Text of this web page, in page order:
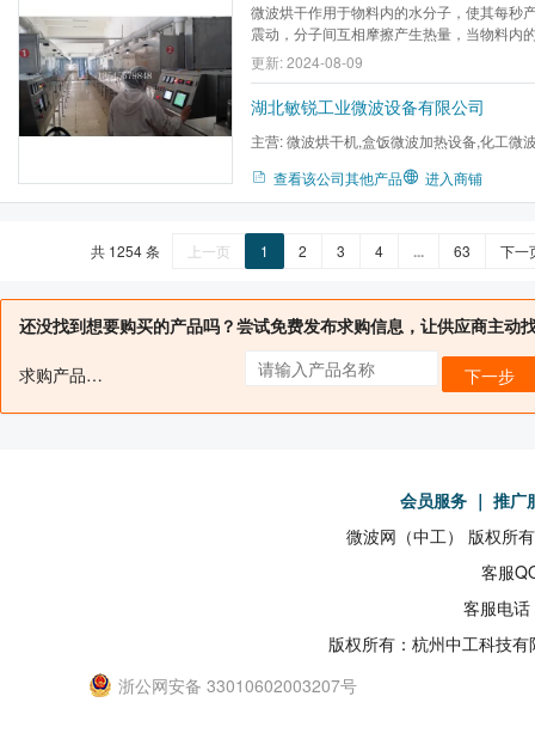
微波烘干作用于物料内的水分子，使其每秒
震动，分子间互相摩擦产生热量，当物料内
温度，会在微波能的作用下，按照一定的迁
向表面迁移再扩散至大气当中。
更新: 2024-08-09
湖北敏锐工业微波设备有限公司
主营:微波烘干机,盒饭微波加热设备,化工微
查看该公司其他产品 进入商铺
共 1254 条 上一页 1 2 3 4 ... 63 下一
还没找到想要购买的产品吗？尝试免费发布求购信息，让供应商主动
求购产品名： 下一步
会员服务 ｜ 推广
微波网（中工） 版权所
客服
客服电
版权所有：杭州中工科技
浙公网安备 33010602003207号